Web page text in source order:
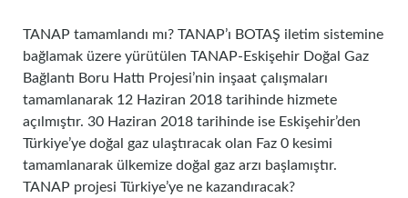
TANAP tamamlandı mı? TANAP’ı BOTAŞ iletim sistemine
bağlamak üzere yürütülen TANAP-Eskişehir Doğal Gaz
Bağlantı Boru Hattı Projesi’nin inşaat çalışmaları
tamamlanarak 12 Haziran 2018 tarihinde hizmete
açılmıştır. 30 Haziran 2018 tarihinde ise Eskişehir’den
Türkiye’ye doğal gaz ulaştıracak olan Faz 0 kesimi
tamamlanarak ülkemize doğal gaz arzı başlamıştır.
TANAP projesi Türkiye’ye ne kazandıracak?